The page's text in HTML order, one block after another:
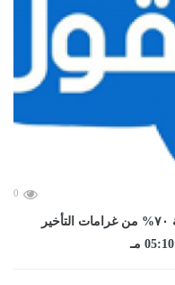
0
وزير الإسكان: منح تيسيرات بالإعفاء بنسبة ٧٠% من غرامات التأخير